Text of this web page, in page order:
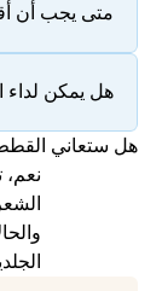
متى يجب أن
هل يمكن لداء
هل ستعاني